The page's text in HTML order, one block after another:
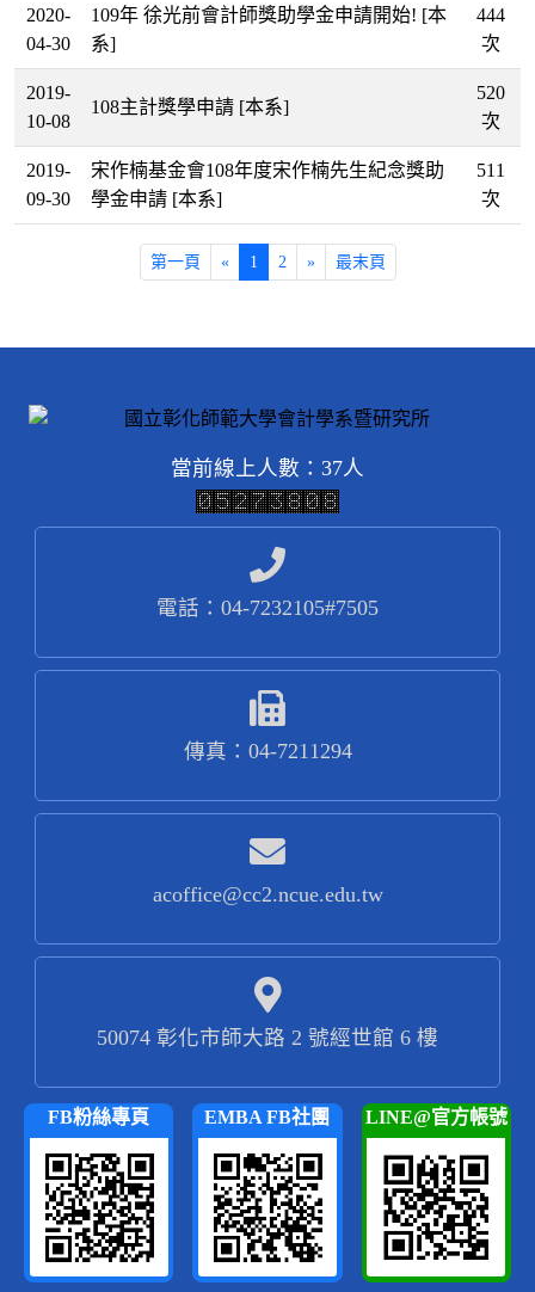
2020-
04-30
109年 徐光前會計師獎助學金申請開始! [本
系]
444
次
2019-
10-08
108主計獎學申請 [本系]
520
次
2019-
09-30
宋作楠基金會108年度宋作楠先生紀念獎助
學金申請 [本系]
511
次
第一頁 « 1 2 » 最末頁
當前線上人數：37人
電話：04-7232105#7505
傳真：04-7211294
acoffice@cc2.ncue.edu.tw
50074 彰化市師大路 2 號經世館 6 樓
FB粉絲專頁 EMBA FB社團 LINE@官方帳號